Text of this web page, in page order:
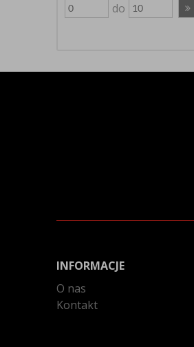
do
INFORMACJE
O nas
Kontakt